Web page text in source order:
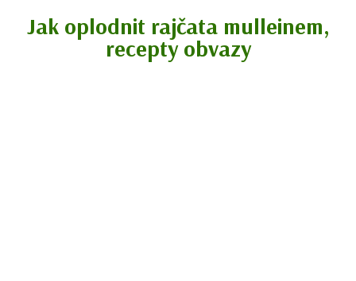
Jak oplodnit rajčata mulleinem,
recepty obvazy